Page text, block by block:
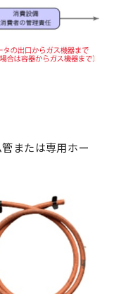
または専用ホー